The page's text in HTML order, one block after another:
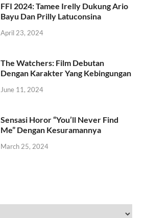
FFI 2024: Tamee Irelly Dukung Ario
Bayu Dan Prilly Latuconsina
April 23, 2024
The Watchers: Film Debutan
Dengan Karakter Yang Kebingungan
June 11, 2024
Sensasi Horor “You’ll Never Find
Me” Dengan Kesuramannya
March 25, 2024